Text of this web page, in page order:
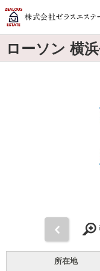
ローソン 横
所在地